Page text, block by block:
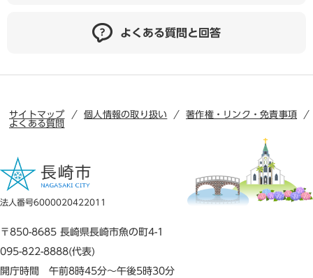
よくある質問と回答
サイトマップ 個人情報の取り扱い
著作権・リンク・免責事項
よくある質問
法人番号6000020422011
〒850-8685 長崎県長崎市魚の町4-1
095-822-8888(代表)
開庁時間 午前8時45分～午後5時30分